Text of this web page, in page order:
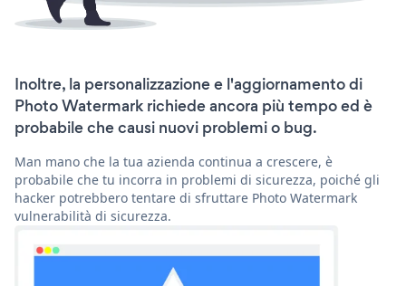
Inoltre, la personalizzazione e l'aggiornamento di
Photo Watermark richiede ancora più tempo ed è
probabile che causi nuovi problemi o bug.
Man mano che la tua azienda continua a crescere, è
probabile che tu incorra in problemi di sicurezza, poiché gli
hacker potrebbero tentare di sfruttare Photo Watermark
vulnerabilità di sicurezza.